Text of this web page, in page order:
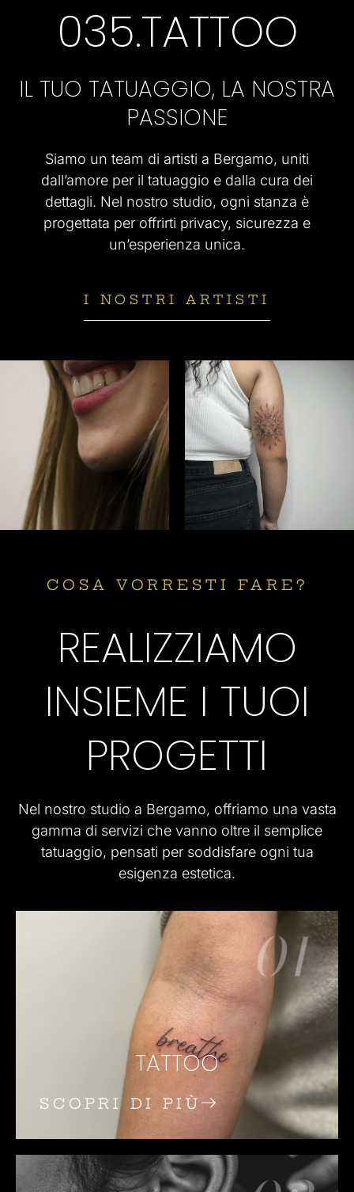
035.TATTOO
IL TUO TATUAGGIO, LA NOSTRA
PASSIONE
Siamo un team di artisti a Bergamo, uniti
dall’amore per il tatuaggio e dalla cura dei
dettagli. Nel nostro studio, ogni stanza è
progettata per offrirti privacy, sicurezza e
un’esperienza unica.
I NOSTRI ARTISTI
COSA VORRESTI FARE?
REALIZZIAMO
INSIEME I TUOI
PROGETTI
Nel nostro studio a Bergamo, offriamo una vasta
gamma di servizi che vanno oltre il semplice
tatuaggio, pensati per soddisfare ogni tua
esigenza estetica.
TATTOO
SCOPRI DI PIÙ